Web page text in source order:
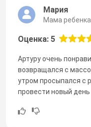
Мария
Мама
Оценка: 5
Артуру очень
возвращался с
утром просыпался с
провести новый день